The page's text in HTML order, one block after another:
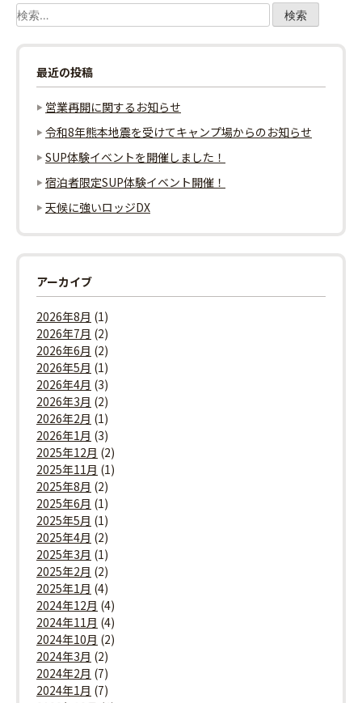
ゲ
ー
シ
ョ
ン
検
索:
最近の投稿
営業再開に関するお知らせ
令和8年熊本地震を受けてキャンプ場からのお知らせ
SUP体験イベントを開催しました！
宿泊者限定SUP体験イベント開催！
天候に強いロッジDX
アーカイブ
2026年8月 (1)
2026年7月 (2)
2026年6月 (2)
2026年5月 (1)
2026年4月 (3)
2026年3月 (2)
2026年2月 (1)
2026年1月 (3)
2025年12月 (2)
2025年11月 (1)
2025年8月 (2)
2025年6月 (1)
2025年5月 (1)
2025年4月 (2)
2025年3月 (1)
2025年2月 (2)
2025年1月 (4)
2024年12月 (4)
2024年11月 (4)
2024年10月 (2)
2024年3月 (2)
2024年2月 (7)
2024年1月 (7)